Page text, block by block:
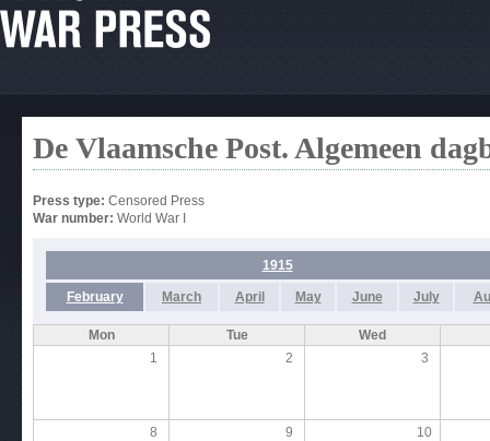
De Vlaamsche Post. Algemeen
Press type: Censored Press
War number: World War I
1915
February March April May June July
Mon Tue
Wed
1
2 3
8 9 10